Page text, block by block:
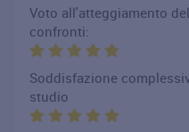
Voto all'atteggiamento
confronti:
Soddisfazione
studio